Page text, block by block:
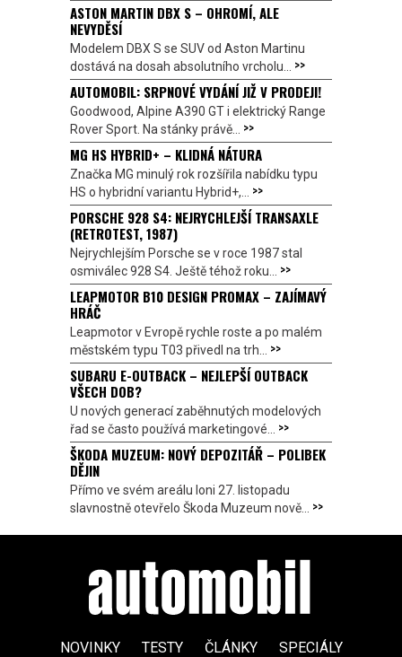
ASTON MARTIN DBX S – OHROMÍ, ALE
NEVYDĚSÍ
Modelem DBX S se SUV od Aston Martinu
dostává na dosah absolutního vrcholu... >>
AUTOMOBIL: SRPNOVÉ VYDÁNÍ JIŽ V PRODEJI!
Goodwood, Alpine A390 GT i elektrický Range
Rover Sport. Na stánky právě... >>
MG HS HYBRID+ – KLIDNÁ NÁTURA
Značka MG minulý rok rozšířila nabídku typu
HS o hybridní variantu Hybrid+,... >>
PORSCHE 928 S4: NEJRYCHLEJŠÍ TRANSAXLE
(RETROTEST, 1987)
Nejrychlejším Porsche se v roce 1987 stal
osmiválec 928 S4. Ještě téhož roku... >>
LEAPMOTOR B10 DESIGN PROMAX – ZAJÍMAVÝ
HRÁČ
Leapmotor v Evropě rychle roste a po malém
městském typu T03 přivedl na trh... >>
SUBARU E-OUTBACK – NEJLEPŠÍ OUTBACK
VŠECH DOB?
U nových generací zaběhnutých modelových
řad se často používá marketingové... >>
ŠKODA MUZEUM: NOVÝ DEPOZITÁŘ – POLIBEK
DĚJIN
Přímo ve svém areálu loni 27. listopadu
slavnostně otevřelo Škoda Muzeum nově... >>
NOVINKY TESTY ČLÁNKY SPECIÁLY